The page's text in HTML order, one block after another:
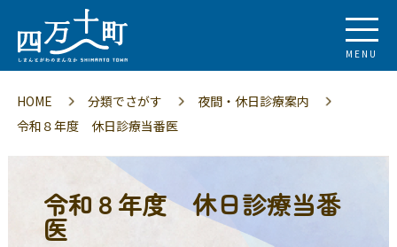
MENU
HOME 分類でさがす
夜間・休日診療案内
令和８年度 休日診療当番医
令和８年度 休日診療当番
医